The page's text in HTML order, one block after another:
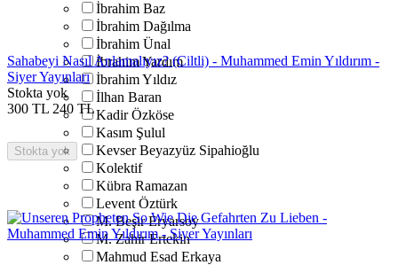
İbrahim Baz
İbrahim Dağılma
İbrahim Ünal
İbrahim Yardım
İbrahim Yıldız
İlhan Baran
Kadir Özköse
Kasım Şulul
Kevser Beyazyüz Sipahioğlu
Kolektif
Kübra Ramazan
Levent Öztürk
M. Beşir Eryarsoy
M. Zahir Ertekin
Mahmud Esad Erkaya
Sahabeyi Nasıl Anlamalıyız? (Ciltli) - Muhammed Emin Yıldırım -
Siyer Yayınları
Stokta yok
300 TL 240 TL
Stokta yok